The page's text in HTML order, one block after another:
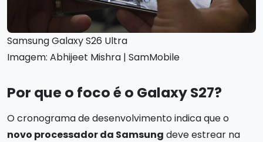
Samsung Galaxy S26 Ultra
Imagem: Abhijeet Mishra | SamMobile
Por que o foco é o Galaxy S27?
O cronograma de desenvolvimento indica que o
novo processador da Samsung deve estrear na